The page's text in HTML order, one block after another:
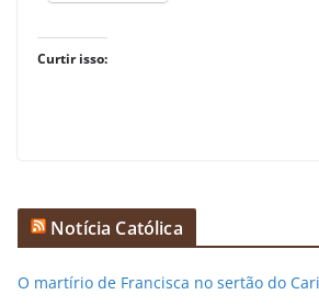
Curtir isso:
Notícia Católica
O martírio de Francisca no sertão do